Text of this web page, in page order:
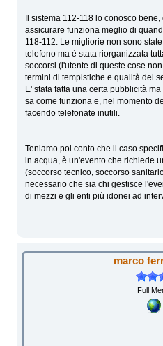
Il sistema 112-118 lo conosco
assicurare funziona meglio di
118-112. Le migliorie non sono
telefono ma è stata riorganizzata
soccorsi (l'utente di queste cose
termini di tempistiche e qualità del
E' stata fatta una certa pubblicità
sa come funziona e, nel momento
facendo telefonate inutili.
Teniamo poi conto che il caso
in acqua, è un'evento che richiede
(soccorso tecnico, soccorso
necessario che sia chi gestisce
di mezzi e gli enti più idonei ad
marco
Full